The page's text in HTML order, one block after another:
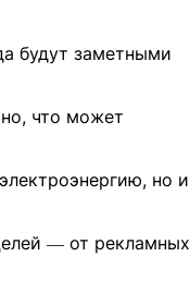
будут заметными
что может
но и
— от рекламных